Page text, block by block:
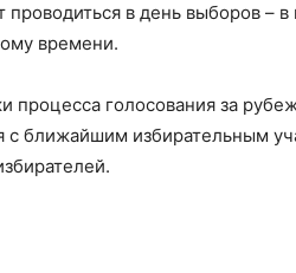
в день выборов – в
времени.
процесса голосования за
с ближайшим избирательным